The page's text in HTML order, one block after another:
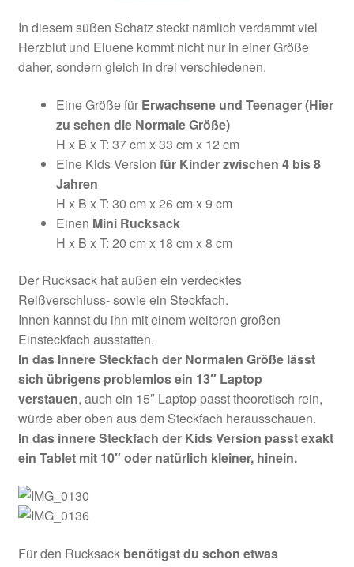
In diesem süßen Schatz steckt nämlich verdammt viel
Herzblut und Eluene kommt nicht nur in einer Größe
daher, sondern gleich in drei verschiedenen.
Eine Größe für Erwachsene und Teenager (Hier
zu sehen die Normale Größe)
H x B x T: 37 cm x 33 cm x 12 cm
Eine Kids Version für Kinder zwischen 4 bis 8
Jahren
H x B x T: 30 cm x 26 cm x 9 cm
Einen Mini Rucksack
H x B x T: 20 cm x 18 cm x 8 cm
Der Rucksack hat außen ein verdecktes
Reißverschluss- sowie ein Steckfach.
Innen kannst du ihn mit einem weiteren großen
Einsteckfach ausstatten.
In das Innere Steckfach der Normalen Größe lässt
sich übrigens problemlos ein 13″ Laptop
verstauen, auch ein 15″ Laptop passt theoretisch rein,
würde aber oben aus dem Steckfach herausschauen.
In das innere Steckfach der Kids Version passt exakt
ein Tablet mit 10″ oder natürlich kleiner, hinein.
Für den Rucksack benötigst du schon etwas